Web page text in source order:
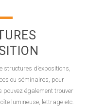
structures d’expositions,
ou séminaires, pour
pouvez également trouver
lumineuse, lettrage etc.